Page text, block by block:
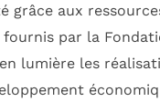
grâce aux
par la
lumière les